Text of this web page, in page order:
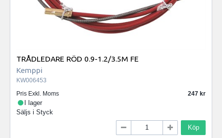
TRÅDLEDARE RÖD 0.9-1.2/3.5M FE
Kemppi
KW006453
Pris Exkl. Moms
247
I lager
Säljs i Styck
Köp